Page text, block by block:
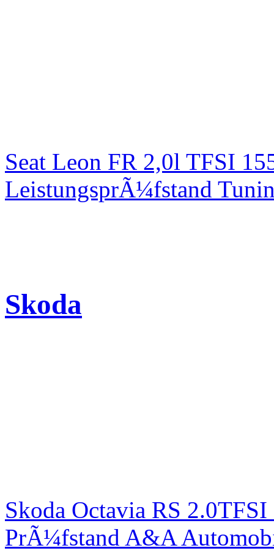
Seat Leon FR 2,0l TFSI
LeistungsprÃ¼fstand
Skoda
Skoda Octavia RS
PrÃ¼fstand A&A